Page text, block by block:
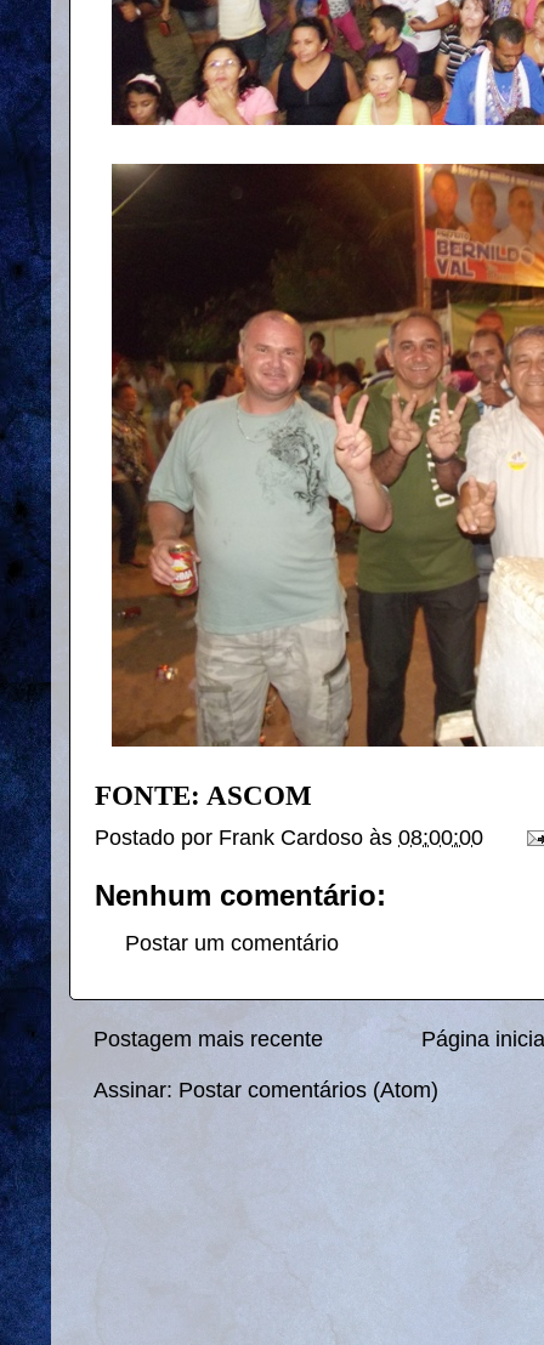
FONTE: ASCOM
Postado por Frank Cardoso às 08:00:00
Nenhum comentário:
Postar um comentário
Postagem mais recente Página
Assinar: Postar comentários (Atom)